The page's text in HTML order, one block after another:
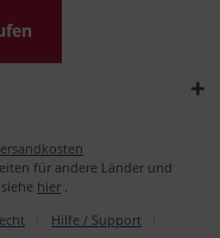
für andere Länder und
hier
Hilfe / Support